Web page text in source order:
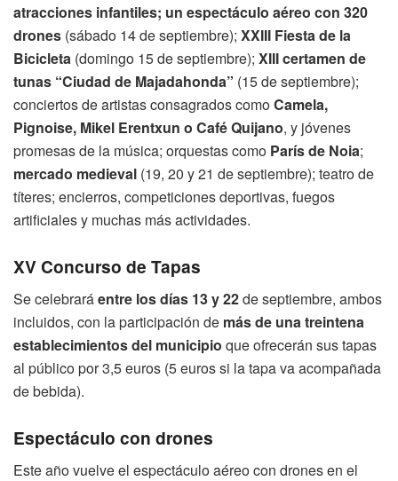
atracciones infantiles; un espectáculo aéreo con 320
drones (sábado 14 de septiembre); XXIII Fiesta de la
Bicicleta (domingo 15 de septiembre); XIII certamen de
tunas “Ciudad de Majadahonda” (15 de septiembre);
conciertos de artistas consagrados comoCamela,
Pignoise, Mikel Erentxun o Café Quijano, y jóvenes
promesas de la música; orquestas como París de Noia;
mercado medieval (19, 20 y 21 de septiembre); teatro de
títeres; encierros, competiciones deportivas, fuegos
artificiales y muchas más actividades.
XV Concurso de Tapas
Se celebraráentre los días 13 y 22de septiembre, ambos
incluidos, con la participación de más de una treintena
establecimientos del municipio que ofrecerán sus tapas
al público por 3,5 euros (5 euros si la tapa va acompañada
de bebida).
Espectáculo con drones
Este año vuelve el espectáculo aéreo con drones en el